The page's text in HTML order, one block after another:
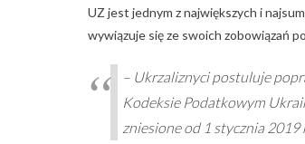
UZ jest jednym z największych i
wywiązuje się ze swoich zobowiązań
– Ukrzaliznyci postuluje
Kodeksie Podatkowym
zniesione od 1 stycznia 2019